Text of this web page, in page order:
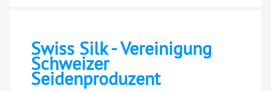
Swiss Silk - Vereinigung
Schweizer
Seidenproduzent